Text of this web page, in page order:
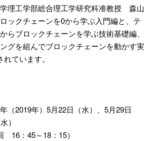
理工学部総合理工学研究科准教授 森山
ックチェーンを0から学ぶ入門編と、テ
らブロックチェーンを学ぶ技術基礎編、
グを組んでブロックチェーンを動かす実
ています。
2019年）5月22日（水）、5月29日
）
45～18：15）